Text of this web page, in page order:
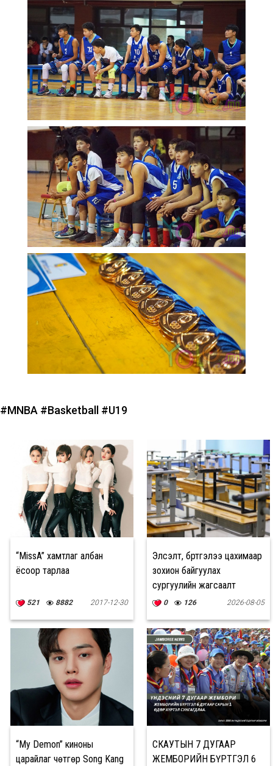
#MNBA #Basketball #U19
“MissA” хамтлаг албан
ёсоор тарлаа
521 8882 2017-12-30
Элсэлт, бүртгэлээ цахимаар
зохион байгуулах
сургуулийн жагсаалт
0 126 2026-08-05
“My Demon” киноны
царайлаг чөтгөр Song Kang
СКАУТЫН 7 ДУГААР
ЖЕМБОРИЙН БҮРТГЭЛ 6